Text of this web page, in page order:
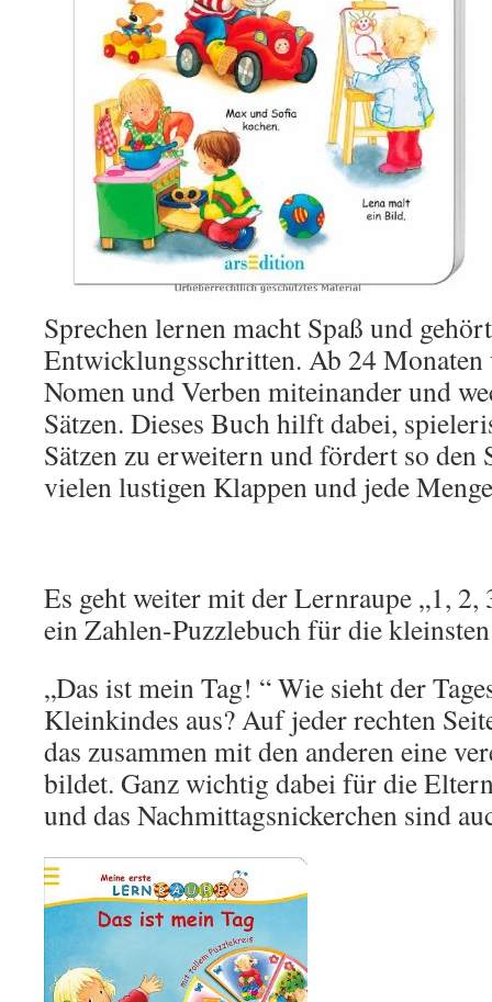
Sprechen lernen macht Spaß und
Entwicklungsschritten. Ab 24
Nomen und Verben miteinander und
Sätzen. Dieses Buch hilft dabei,
Sätzen zu erweitern und fördert so
vielen lustigen Klappen und jede
Es geht weiter mit der Lernraupe „1,
ein Zahlen-Puzzlebuch für die
„Das ist mein Tag! “ Wie sieht der
Kleinkindes aus? Auf jeder rechten
das zusammen mit den anderen eine
bildet. Ganz wichtig dabei für die
und das Nachmittagsnickerchen sind